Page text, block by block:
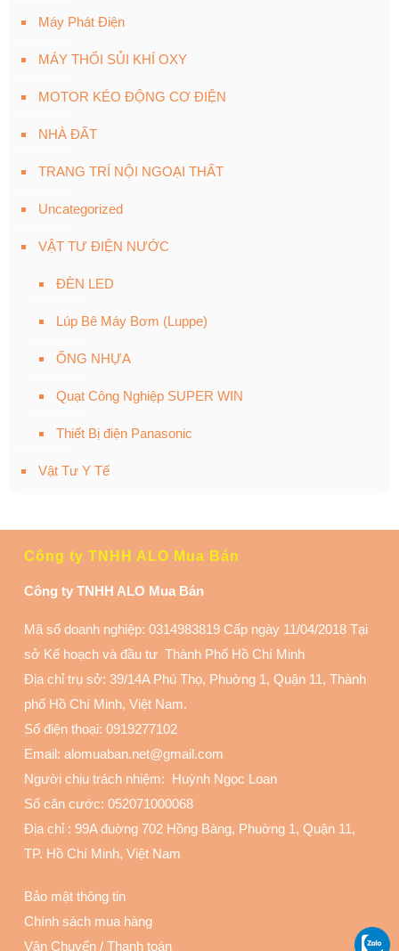
Máy Phát Điện
MÁY THỔI SỦI KHÍ OXY
MOTOR KÉO ĐỘNG CƠ ĐIỆN
NHÀ ĐẤT
TRANG TRÍ NỘI NGOẠI THẤT
Uncategorized
VẬT TƯ ĐIỆN NƯỚC
ĐÈN LED
Lúp Bê Máy Bơm (Luppe)
ỐNG NHỰA
Quạt Công Nghiệp SUPER WIN
Thiết Bị điện Panasonic
Vật Tư Y Tế
Công ty TNHH ALO Mua Bán
Công ty TNHH ALO Mua Bán
Mã số doanh nghiệp: 0314983819 Cấp ngày 11/04/2018 Tại
sở Kế hoạch và đầu tư Thành Phố Hồ Chí Minh
Địa chỉ trụ sở: 39/14A Phú Thọ, Phuờng 1, Quận 11, Thành
phố Hồ Chí Minh, Việt Nam.
Số điện thoại: 0919277102
Email: alomuaban.net@gmail.com
Người chịu trách nhiệm: Huỳnh Ngọc Loan
Số căn cước: 052071000068
Địa chỉ : 99A đuờng 702 Hồng Bàng, Phuờng 1, Quận 11,
TP. Hồ Chí Minh, Việt Nam
Bảo mật thông tin
Chính sách mua hàng
Vận Chuyển / Thanh toán